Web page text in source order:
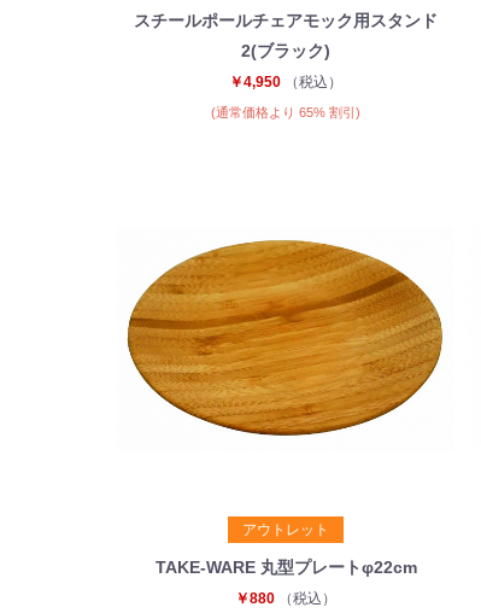
スチールポールチェアモック用スタンド
2(ブラック)
￥4,950 （税込）
(通常価格より 65% 割引)
アウトレット
TAKE-WARE 丸型プレートφ22cm
￥880 （税込）